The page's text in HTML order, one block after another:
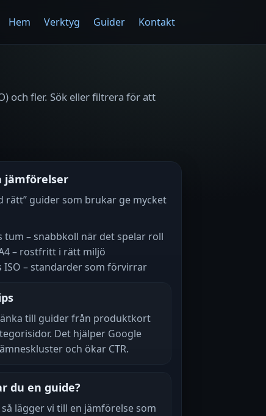
Hem Verktyg Guider Kontakt
och fler. Sök eller filtrera för att
jämförelser
rätt” guider som brukar ge mycket
tum – snabbkoll när det spelar roll
– rostfritt i rätt miljö
ISO – standarder som förvirrar
till guider från produktkort
Det hjälper Google
och ökar CTR.
du en guide?
lägger vi till en jämförelse som